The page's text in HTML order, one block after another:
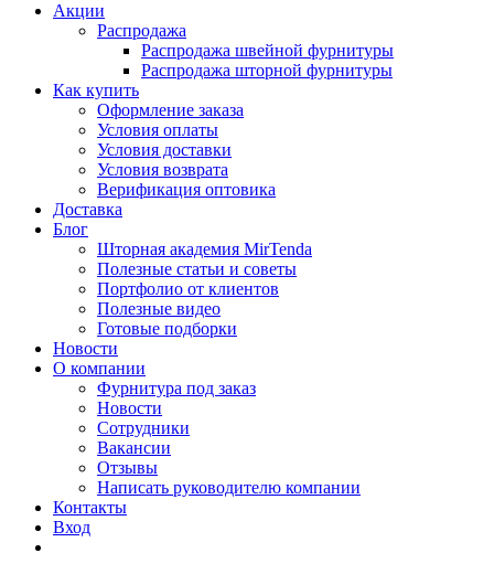
Акции
Распродажа
Распродажа швейной фурнитуры
Распродажа шторной фурнитуры
Как купить
Оформление заказа
Условия оплаты
Условия доставки
Условия возврата
Верификация оптовика
Доставка
Блог
Шторная академия MirTenda
Полезные статьи и советы
Портфолио от клиентов
Полезные видео
Готовые подборки
Новости
О компании
Фурнитура под заказ
Новости
Сотрудники
Вакансии
Отзывы
Написать руководителю компании
Контакты
Вход